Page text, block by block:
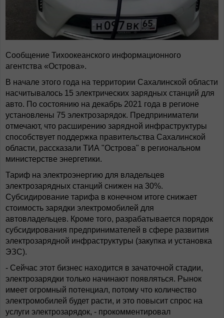
Сообщение Тихоокеанского информационного
агентства «Острова».
В начале этого года на территории Сахалинской области
насчитывалось 15 электрических зарядных станций для
авто. По состоянию на декабрь 2021 года в регионе
установлены 75 электрозарядок. Предприниматели
отмечают, что расширению зарядной инфраструктуры
способствует поддержка правительства Сахалинской
области, рассказали ТИА "Острова" в региональном
министерстве энергетики.
Тариф на электроэнергию для владельцев
электрозарядных станций снижен на 30%.
Субсидирование тарифа в конечном итоге снижает
стоимость зарядки электромобилей для
автовладельцев. Кроме того, разрабатывается порядок
субсидирования предпринимателей в сфере развития
электрозарядной инфраструктуры (закупка и установка
ЭЗС).
- Сейчас этот бизнес находится в зачаточной стадии,
электрозарядки только начинают появляться. Рынок
имеет огромный потенциал, потому что количество
электромобилей будет расти, и это повысит спрос на
услуги электрозарядок, - прокомментировал